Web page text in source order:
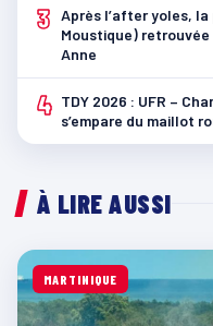
3 Après l’after yoles, la
Moustique)
Anne
4 TDY 2026 : UFR –
s’empare du maillot
À LIRE AUSSI
MARTINIQUE